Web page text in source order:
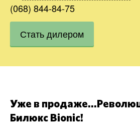
(068) 844-84-75
Стать дилером
Уже в
Билюкс Bionic!
Одесса
Днепр
Ивано-Франковск
Область
Заказать